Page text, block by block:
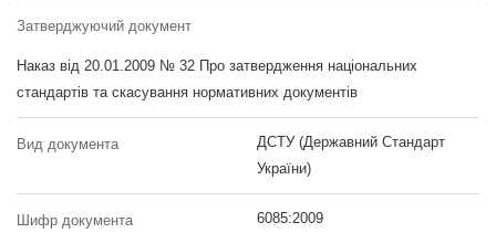
Затверджуючий документ
Наказ від 20.01.2009 № 32 Про затвердження національних
стандартів та скасування нормативних документів
Вид документа
ДСТУ (Державний Стандарт
України)
Шифр документа 6085:2009